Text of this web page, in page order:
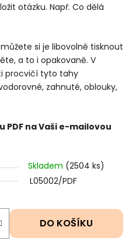
otázku. Např. Co dělá
si je libovolně tisknout
a to i opakovaně. V
procvičí tyto tahy
zahnuté, oblouky,
na Vaši e-mailovou
Skladem (2504 ks)
L05002/PDF
DO KOŠÍKU